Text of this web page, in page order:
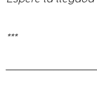
***